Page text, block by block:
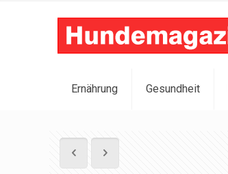
Ernährung Gesundheit